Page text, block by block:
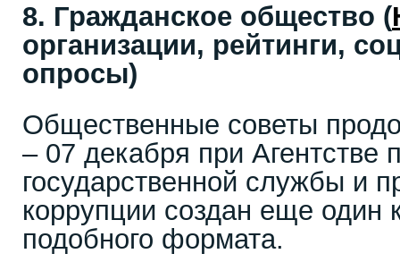
8. Гражданское общество (
организации, рейтинги,
опросы)
Общественные советы
– 07 декабря при Агентстве
государственной службы и
коррупции создан еще один
подобного формата.